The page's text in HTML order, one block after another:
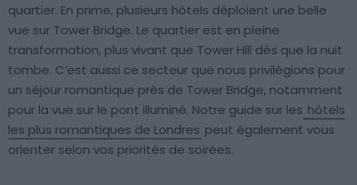
quartier. En prime, plusieurs hôtels déploient une belle
vue sur Tower Bridge. Le quartier est en pleine
transformation, plus vivant que Tower Hill dès que la nuit
tombe. C’est aussi ce secteur que nous privilégions pour
un séjour romantique près de Tower Bridge, notamment
pour la vue sur le pont illuminé. Notre guide sur les hôtels
les plus romantiques de Londres peut également vous
orienter selon vos priorités de soirées.